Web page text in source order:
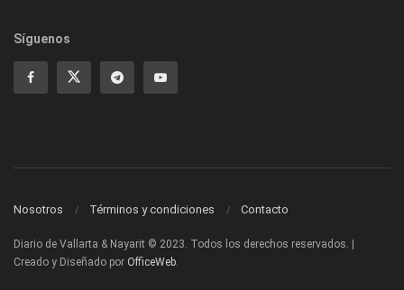
Síguenos
Nosotros Términos y condiciones Contacto
Diario de Vallarta & Nayarit © 2023. Todos los derechos reservados. |
Creado y Diseñado por OfficeWeb